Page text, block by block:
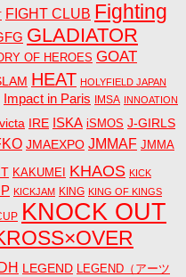
FIGHT CLUB Fighting
GLADIATOR
OF HEROES GOAT
HEAT HOLYFIELD JAPAN
Impact in Paris IMSA INNOATION
IRE ISKA iSMOS J-GIRLS
JMAEXPO JMMAF JMMA
KAKUMEI KHAOS KICK
KICKJAM KING KING OF KINGS
KNOCK OUT
LEGEND LEGEND（アーツ